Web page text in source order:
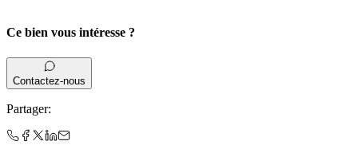
Ce bien vous intéresse ?
Contactez-nous
Partager: